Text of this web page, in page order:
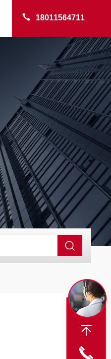
18011564711
仪 漏氯报警器 漏氯检测仪